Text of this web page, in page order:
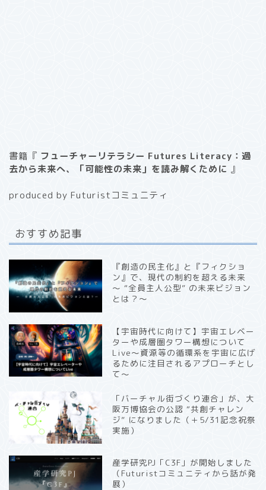
書籍『 フューチャーリテラシー Futures Literacy：過
去から未来へ、「可能性の未来」を読み解くために 』
produced by Futuristコミュニティ
おすすめ記事
『創造の民主化』と『フィクショ
ン』で、現代の制約を超える未来
〜 “全員主人公型” の未来ビジョン
とは？〜
【宇宙時代に向けて】宇宙エレベー
ターや成層圏タワー構想について
Live〜資源等の循環系を宇宙に広げ
るために注目されるアプローチとし
て〜
「バーチャル街づくり連合」が、大
阪万博協会の公認 “共創チャレン
ジ” になりました（＋5/31記念祝祭
実施）
産学研究PJ「C3F」が開始しました
（Futuristコミュニティから話が発
展）